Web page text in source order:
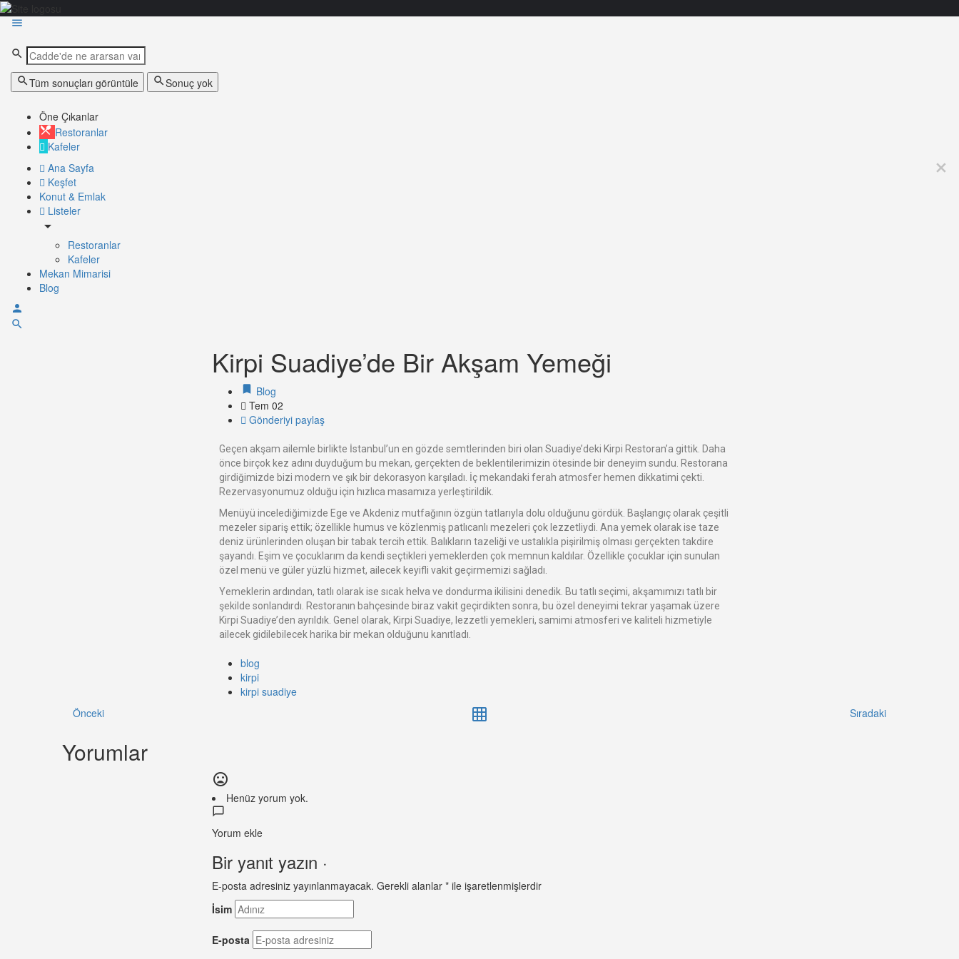
Tüm sonuçları görüntüle Sonuç yok
Öne Çıkanlar
Restoranlar
Kafeler
Ana Sayfa
Keşfet
Konut & Emlak
Listeler
Restoranlar
Kafeler
Mekan Mimarisi
Blog
Kirpi Suadiye’de Bir Akşam Yemeği
Blog
Tem 02
Gönderiyi paylaş
Geçen akşam ailemle birlikte İstanbul’un en gözde semtlerinden biri olan Suadiye’deki Kirpi Restoran’a gittik. Daha
önce birçok kez adını duyduğum bu mekan, gerçekten de beklentilerimizin ötesinde bir deneyim sundu. Restorana
girdiğimizde bizi modern ve şık bir dekorasyon karşıladı. İç mekandaki ferah atmosfer hemen dikkatimi çekti.
Rezervasyonumuz olduğu için hızlıca masamıza yerleştirildik.
Menüyü incelediğimizde Ege ve Akdeniz mutfağının özgün tatlarıyla dolu olduğunu gördük. Başlangıç olarak çeşitli
mezeler sipariş ettik; özellikle humus ve közlenmiş patlıcanlı mezeleri çok lezzetliydi. Ana yemek olarak ise taze
deniz ürünlerinden oluşan bir tabak tercih ettik. Balıkların tazeliği ve ustalıkla pişirilmiş olması gerçekten takdire
şayandı. Eşim ve çocuklarım da kendi seçtikleri yemeklerden çok memnun kaldılar. Özellikle çocuklar için sunulan
özel menü ve güler yüzlü hizmet, ailecek keyifli vakit geçirmemizi sağladı.
Yemeklerin ardından, tatlı olarak ise sıcak helva ve dondurma ikilisini denedik. Bu tatlı seçimi, akşamımızı tatlı bir
şekilde sonlandırdı. Restoranın bahçesinde biraz vakit geçirdikten sonra, bu özel deneyimi tekrar yaşamak üzere
Kirpi Suadiye’den ayrıldık. Genel olarak, Kirpi Suadiye, lezzetli yemekleri, samimi atmosferi ve kaliteli hizmetiyle
ailecek gidilebilecek harika bir mekan olduğunu kanıtladı.
blog
kirpi
kirpi suadiye
Önceki
Sıradaki
Yorumlar
Henüz yorum yok.
Yorum ekle
Bir yanıt yazın ·
E-posta adresiniz yayınlanmayacak. Gerekli alanlar * ile işaretlenmişlerdir
İsim
E-posta